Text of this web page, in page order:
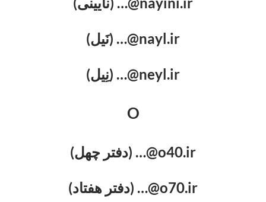
nayl.ir@… (نَیل)
neyl.ir@… (نِیل)
O
o40.ir@… (دفتر چهل)
o70.ir@… (دفتر هفتاد)